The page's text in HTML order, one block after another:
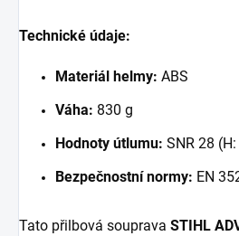
Technické údaje:
Materiál helmy: ABS
Váha: 830 g
Hodnoty útlumu: SNR 28
Bezpečnostní normy: EN
Tato přilbová souprava STIHL